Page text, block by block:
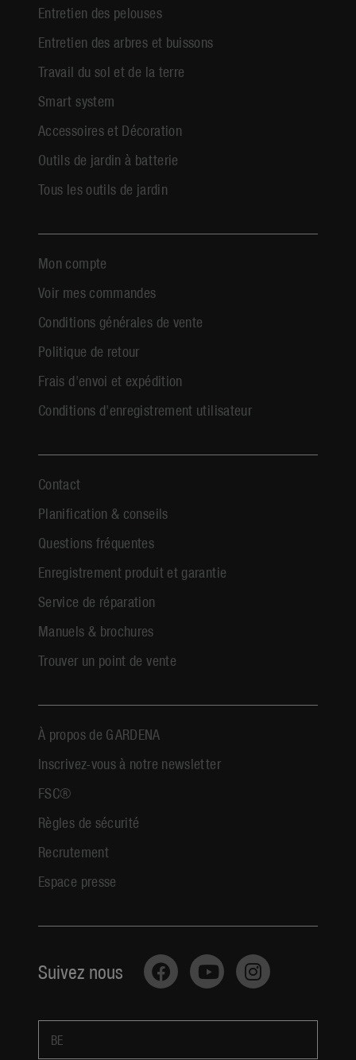
Entretien des pelouses
Entretien des arbres et buissons
Travail du sol et de la terre
Smart system
Accessoires et Décoration
Outils de jardin à batterie
Tous les outils de jardin
Mon compte
Voir mes commandes
Conditions générales de vente
Politique de retour
Frais d'envoi et expédition
Conditions d'enregistrement utilisateur
Contact
Planification & conseils
Questions fréquentes
Enregistrement produit et garantie
Service de réparation
Manuels & brochures
Trouver un point de vente
À propos de GARDENA
Inscrivez-vous à notre newsletter
FSC®
Règles de sécurité
Recrutement
Espace presse
Suivez nous
BE